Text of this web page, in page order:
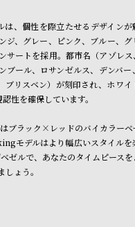
は、個性を際立たせるデザインが
ジ、グレー、ピンク、ブルー、グ
サートを採用。都市名（アゾレス
ブール、ロサンゼルス、デンバー
ブリスベン）が刻印され、ホワ
性を確保しています。
ラック×レッドのバイカラーベ
モデルはより幅広いスタイルを
ゼルで、あなたのタイムピース
ょう。